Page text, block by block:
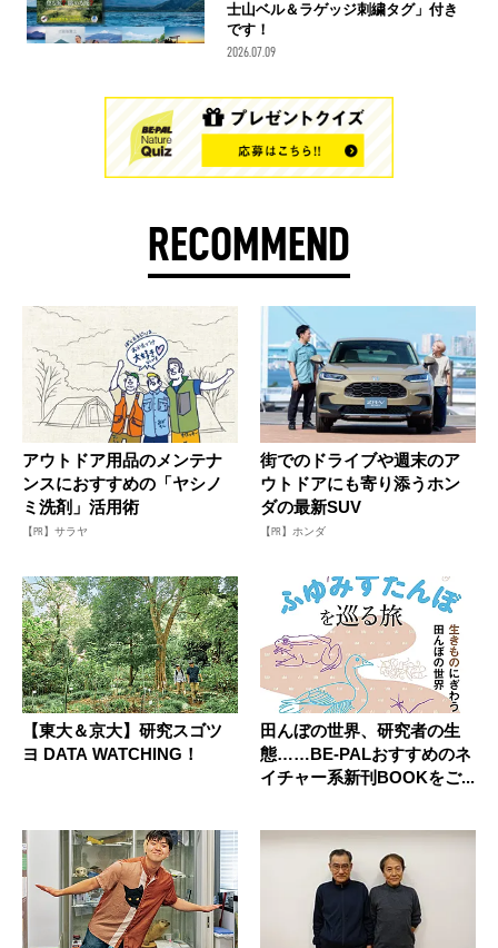
士山ベル＆ラゲッジ刺繍タグ」付き
です！
2026.07.09
RECOMMEND
アウトドア用品のメンテナ
ンスにおすすめの「ヤシノ
ミ洗剤」活用術
【PR】サラヤ
街でのドライブや週末のア
ウトドアにも寄り添うホン
ダの最新SUV
【PR】ホンダ
【東大＆京大】研究スゴツ
ヨ DATA WATCHING！
田んぼの世界、研究者の生
態……BE-PALおすすめのネ
イチャー系新刊BOOKをご...